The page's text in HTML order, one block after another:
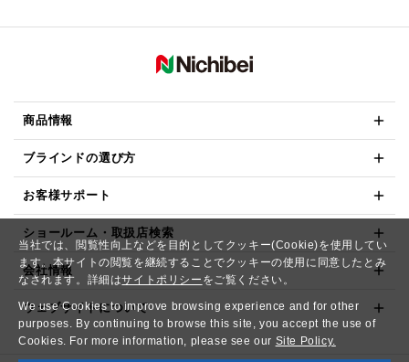
当社では、閲覧性向上などを目的としてクッキー(Cookie)を使用してい
ます。本サイトの閲覧を継続することでクッキーの使用に同意したとみ
なされます。詳細はサイトポリシー をご覧ください。
We use Cookies to improve browsing experience and for other
purposes. By continuing to browse this site, you accept the use of
Cookies. For more information, please see our Site Policy.
商品情報
ブラインドの選び方
お客様サポート
ショールーム・取扱店検索
会社情報
ウェブサイトについて